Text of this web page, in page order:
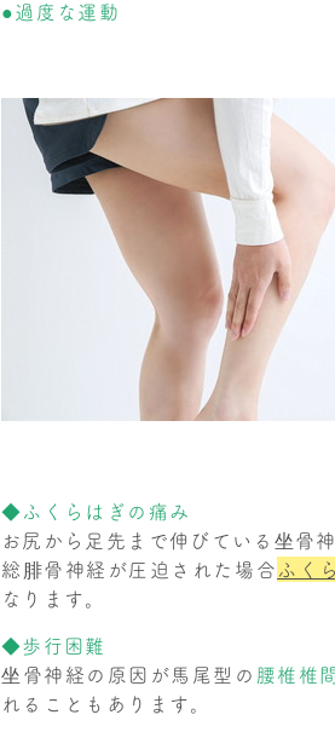
●過度な運動
◆ふくらはぎの痛み
お尻から足先まで伸びている坐骨
総腓骨神経が圧迫された場合ふく
なります。
◆歩行困難
坐骨神経の原因が馬尾型の 腰椎椎
れることもあります。